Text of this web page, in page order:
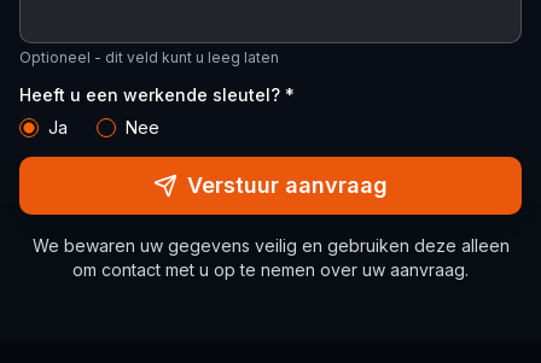
Optioneel - dit veld kunt u leeg laten
Heeft u een werkende sleutel? *
Ja
Nee
Verstuur aanvraag
We bewaren uw gegevens veilig en gebruiken deze alleen
om contact met u op te nemen over uw aanvraag.